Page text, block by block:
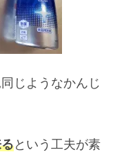
じようなかんじ
という工夫が素